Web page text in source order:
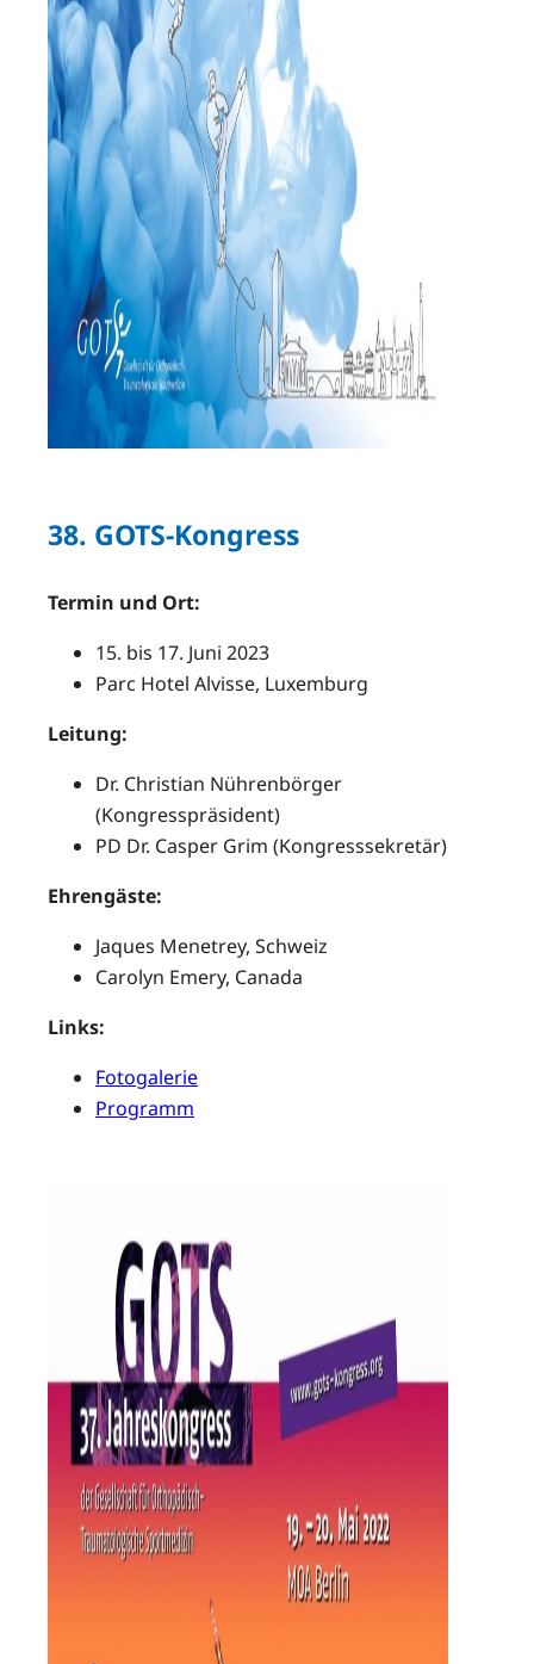
38. GOTS-Kongress
Termin und Ort:
15. bis 17. Juni 2023
Parc Hotel Alvisse, Luxemburg
Leitung:
Dr. Christian Nührenbörger
(Kongresspräsident)
PD Dr. Casper Grim (Kongresssekretär)
Ehrengäste:
Jaques Menetrey, Schweiz
Carolyn Emery, Canada
Links:
Fotogalerie
Programm